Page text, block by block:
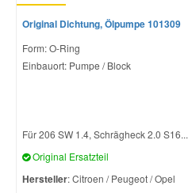
Original Dichtung, Ölpumpe 101309
Form: O-Ring
Einbauort: Pumpe / Block
Für 206 SW 1.4, Schrägheck 2.0 S16...
Original Ersatzteil
Hersteller: Citroen / Peugeot / Opel